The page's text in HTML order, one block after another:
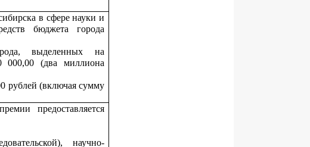
в сфере науки и
бюджета города
выделенных на
000,00 (два миллиона
рублей (включая сумму
предоставляется
научно-